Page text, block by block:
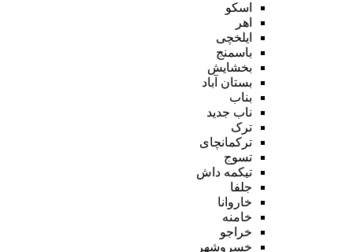
اسکو
اهر
ایلخچی
باسمنج
بخشایش
بستان آباد
بناب
ناب جدید
ترک
ترکمانچای
تسوج
تیکمه داش
جلفا
خاروانا
خامنه
خراجو
خسروشهر